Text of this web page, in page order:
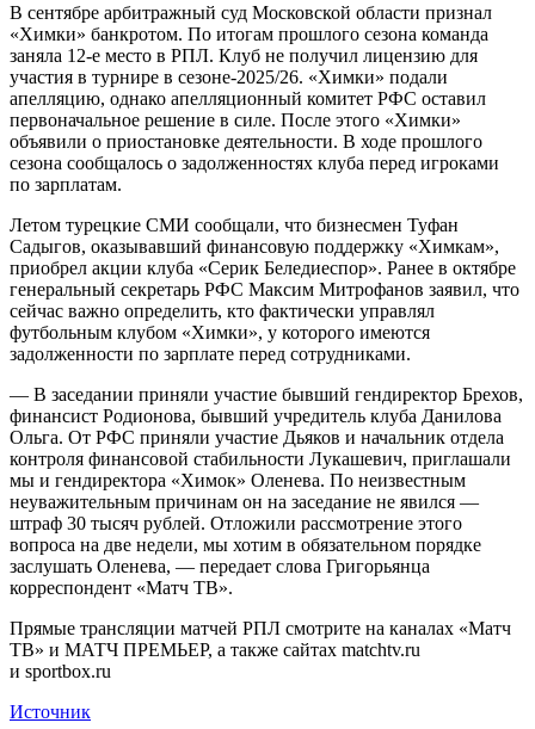
В сентябре арбитражный суд Московской области признал
«Химки» банкротом. По итогам прошлого сезона команда
заняла 12‑е место в РПЛ. Клуб не получил лицензию для
участия в турнире в сезоне‑2025/26. «Химки» подали
апелляцию, однако апелляционный комитет РФС оставил
первоначальное решение в силе. После этого «Химки»
объявили о приостановке деятельности. В ходе прошлого
сезона сообщалось о задолженностях клуба перед игроками
по зарплатам.
Летом турецкие СМИ сообщали, что бизнесмен Туфан
Садыгов, оказывавший финансовую поддержку «Химкам»,
приобрел акции клуба «Серик Беледиеспор». Ранее в октябре
генеральный секретарь РФС Максим Митрофанов заявил, что
сейчас важно определить, кто фактически управлял
футбольным клубом «Химки», у которого имеются
задолженности по зарплате перед сотрудниками.
— В заседании приняли участие бывший гендиректор Брехов,
финансист Родионова, бывший учредитель клуба Данилова
Ольга. От РФС приняли участие Дьяков и начальник отдела
контроля финансовой стабильности Лукашевич, приглашали
мы и гендиректора «Химок» Оленева. По неизвестным
неуважительным причинам он на заседание не явился —
штраф 30 тысяч рублей. Отложили рассмотрение этого
вопроса на две недели, мы хотим в обязательном порядке
заслушать Оленева, — передает слова Григорьянца
корреспондент «Матч ТВ».
Прямые трансляции матчей РПЛ смотрите на каналах «Матч
ТВ» и МАТЧ ПРЕМЬЕР, а также сайтах matchtv.ru
и sportbox.ru
Источник